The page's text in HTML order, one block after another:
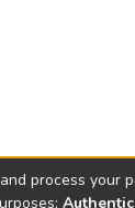
process your